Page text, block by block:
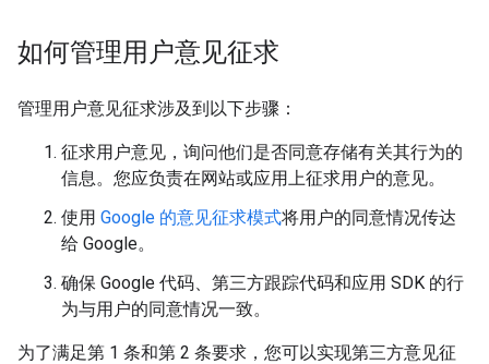
如何管理用户意见征求
管理用户意见征求涉及到以下步骤：
征求用户意见，询问他们是否同意存储有关其行为的
信息。您应负责在网站或应用上征求用户的意见。
使用 Google 的意见征求模式将用户的同意情况传达
给 Google。
确保 Google 代码、第三方跟踪代码和应用 SDK 的行
为与用户的同意情况一致。
为了满足第 1 条和第 2 条要求，您可以实现第三方意见征